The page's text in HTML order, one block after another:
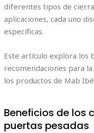
diferentes tipos de
aplicaciones, cada uno
específicas.
Este artículo explora los
recomendaciones para
los productos de Mab
Beneficios de los
puertas pesadas